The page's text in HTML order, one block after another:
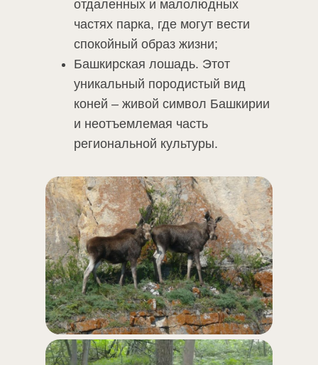
отдаленных и малолюдных
частях парка, где могут вести
спокойный образ жизни;
Башкирская лошадь. Этот
уникальный породистый вид
коней – живой символ Башкирии
и неотъемлемая часть
региональной культуры.